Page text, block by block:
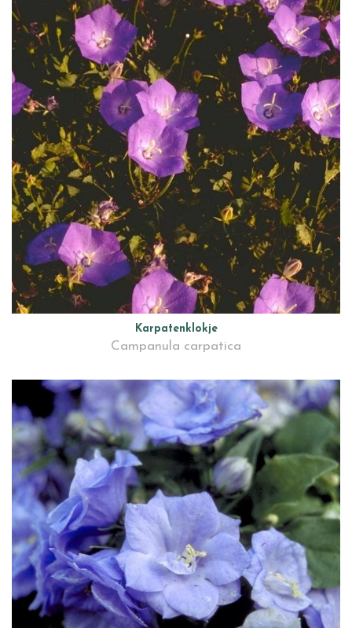
Karpatenklokje
Campanula carpatica